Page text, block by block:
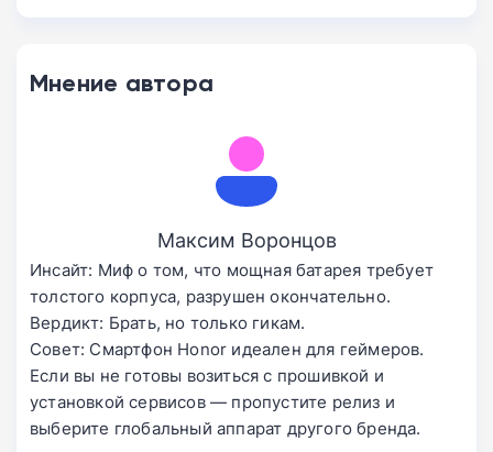
Мнение автора
Максим Воронцов
Инсайт: Миф о том, что мощная батарея требует
толстого корпуса, разрушен окончательно.
Вердикт: Брать, но только гикам.
Совет: Смартфон Honor идеален для геймеров.
Если вы не готовы возиться с прошивкой и
установкой сервисов — пропустите релиз и
выберите глобальный аппарат другого бренда.